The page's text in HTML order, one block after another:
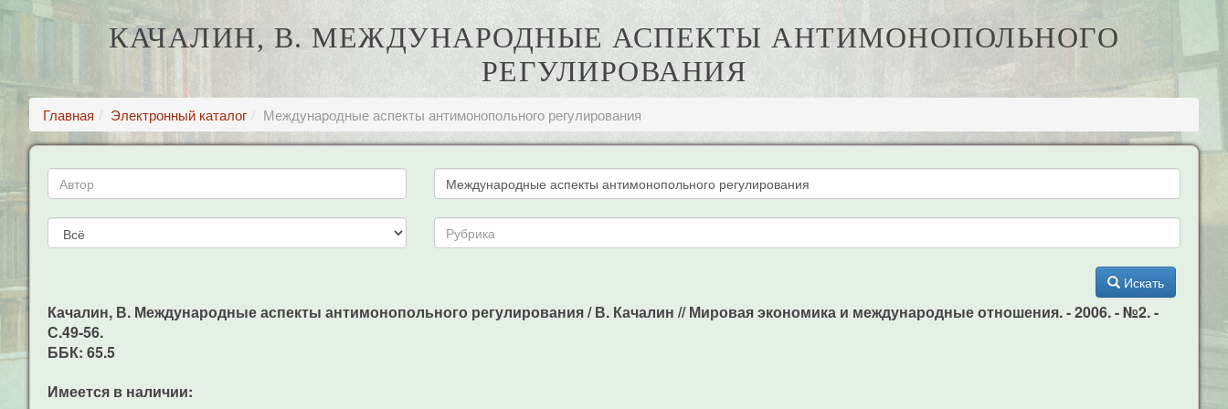
КАЧАЛИН, В. МЕЖДУНАРОДНЫЕ АСПЕКТЫ АНТИМОНОПОЛЬНОГО
РЕГУЛИРОВАНИЯ
Главная Электронный каталог Международные аспекты антимонопольного регулирования
Искать
Качалин, В. Международные аспекты антимонопольного регулирования / В. Качалин // Мировая экономика и международные отношения. - 2006. - №2. -
С.49-56.
ББК: 65.5
Имеется в наличии: